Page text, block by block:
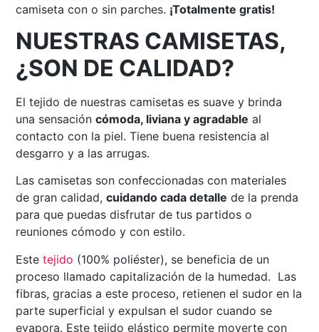
camiseta con o sin parches. ¡Totalmente gratis!
NUESTRAS CAMISETAS,
¿SON DE CALIDAD?
El tejido de nuestras camisetas es suave y brinda
una sensacióncómoda, liviana y agradable al
contacto con la piel. Tiene buena resistencia al
desgarro y a las arrugas.
Las camisetas son confeccionadas con materiales
de gran calidad,cuidando cada detalle de la prenda
para que puedas disfrutar de tus partidos o
reuniones cómodo y con estilo.
Estetejido (100% poliéster), se beneficia de un
proceso llamado capitalización de la humedad. Las
fibras, gracias a este proceso, retienen el sudor en la
parte superficial y expulsan el sudor cuando se
evapora. Este tejido elástico permite moverte con